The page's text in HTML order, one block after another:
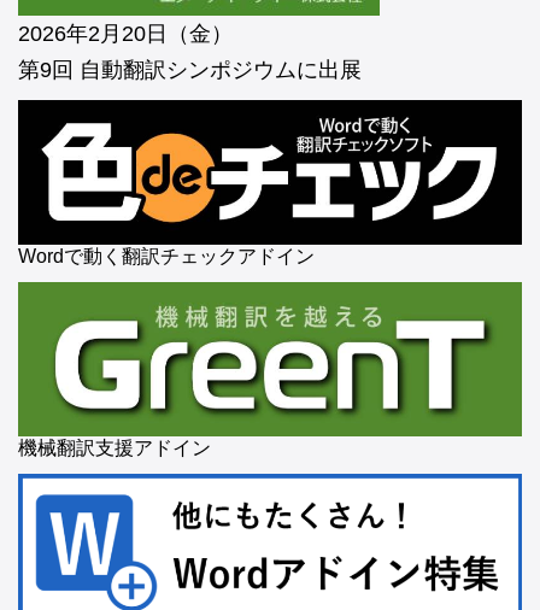
2026年2月20日（金）
第9回 自動翻訳シンポジウムに出展
Wordで動く翻訳チェックアドイン
機械翻訳支援アドイン